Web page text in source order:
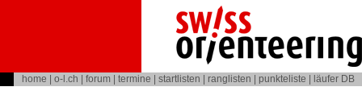
home o-l.ch forum termine startlisten ranglisten punkteliste läufer DB